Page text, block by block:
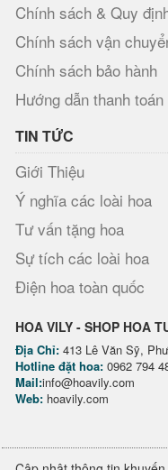
Chính sách & Quy
Chính sách vận
Chính sách bảo hành
Hướng dẫn thanh toán
TIN TỨC
Giới Thiệu
Ý nghĩa các loài hoa
Tư vấn tặng hoa
Sự tích các loài hoa
Điện hoa toàn quốc
HOA VILY - SHOP HOA
Địa Chỉ: 413 Lê Văn Sỹ,
Hotline đặt hoa: 0962 794
Mail:info@hoavily.com
Web: hoavily.com